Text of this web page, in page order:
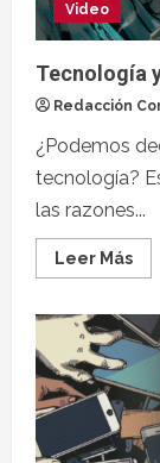
Video
Tecnología
Redacción
¿Podemos
tecnología?
las razones...
Leer Más